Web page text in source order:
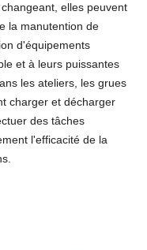
elles peuvent
la manutention de
d'équipements
et à leurs puissantes
les ateliers, les grues
charger et décharger
des tâches
l'efficacité de la